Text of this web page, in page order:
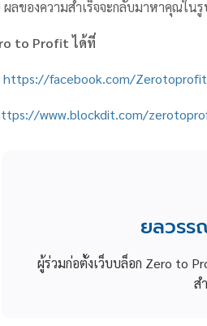
ลของความสำเร็จจะกลับมาหาคุณใน
to Profitได้ที่
https://facebook.com/
www.blockdit.com/
ยลวรร
ผู้ร่วมก่อตั้งเว็บบล็อก Zero to
ส